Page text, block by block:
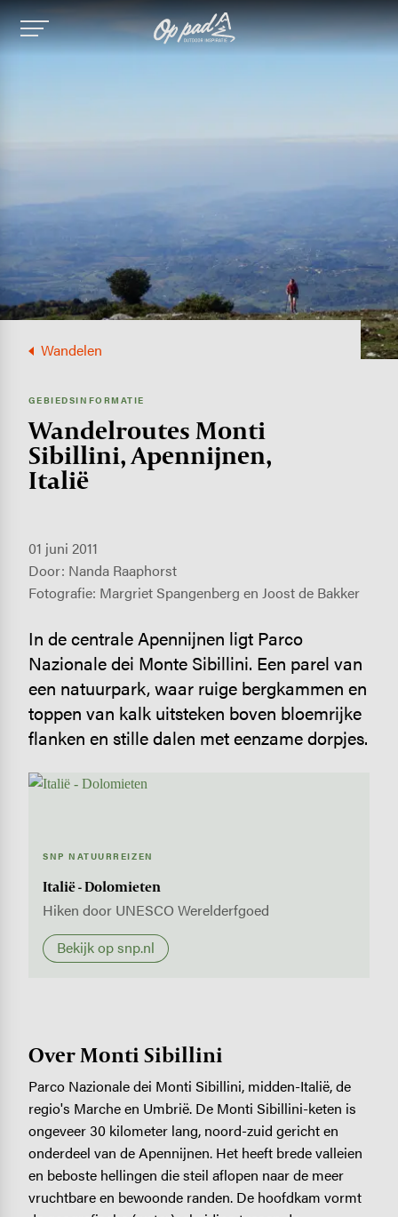
Image
Wandelen
GEBIEDSINFORMATIE
Wandel­routes Monti
Sibillini, Apennijnen,
Italië
01 juni 2011
Door: Nanda Raaphorst
Fotografie: Margriet Spangenberg en Joost de Bakker
SNP NATUURREIZEN
Italië - Dolomieten
Hiken door UNESCO Werelderfgoed
Bekijk op snp.nl
In de centrale Apennijnen ligt Parco
Nazionale dei Monte Sibillini. Een parel van
een natuurpark, waar ruige bergkammen en
toppen van kalk uitsteken boven bloemrijke
flanken en stille dalen met eenzame dorpjes.
Over Monti Sibillini
Parco Nazionale dei Monti Sibillini, midden-Italië, de
regio's Marche en Umbrië. De Monti Sibillini-keten is
ongeveer 30 kilometer lang, noord-zuid gericht en
onderdeel van de Apennijnen. Het heeft brede valleien
en beboste hellingen die steil aflopen naar de meer
vruchtbare en bewoonde randen. De hoofdkam vormt